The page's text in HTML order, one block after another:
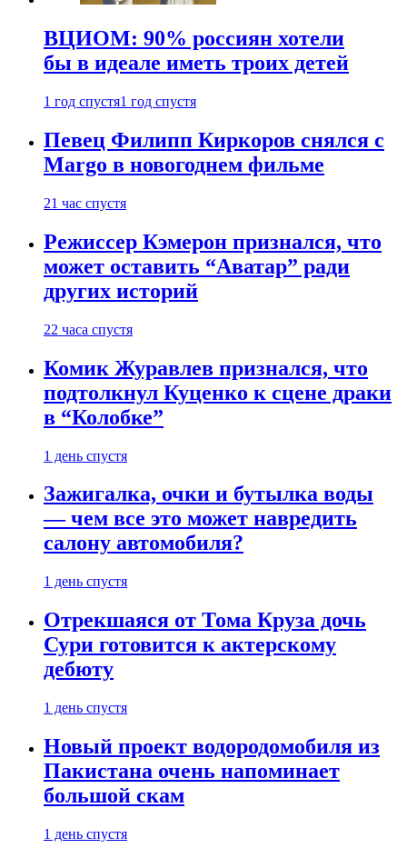
ВЦИОМ: 90% россиян хотели
бы в идеале иметь троих детей
1 год спустя1 год спустя
Певец Филипп Киркоров снялся с
Margo в новогоднем фильме
21 час спустя
Режиссер Кэмерон признался, что
может оставить “Аватар” ради
других историй
22 часа спустя
Комик Журавлев признался, что
подтолкнул Куценко к сцене драки
в “Колобке”
1 день спустя
Зажигалка, очки и бутылка воды
— чем все это может навредить
салону автомобиля?
1 день спустя
Отрекшаяся от Тома Круза дочь
Сури готовится к актерскому
дебюту
1 день спустя
Новый проект водородомобиля из
Пакистана очень напоминает
большой скам
1 день спустя